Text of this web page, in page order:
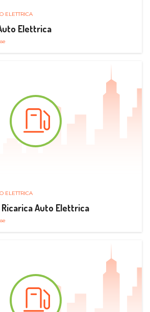
ELETTRICA
Elettrica
ELETTRICA
Ricarica Auto Elettrica